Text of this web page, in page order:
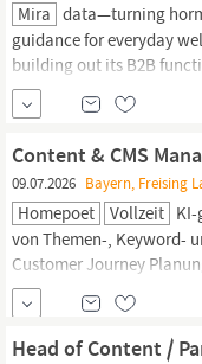
Mira data—turning
guidance for everyday
building out its B2B
recommend Mira to their
Content
Manager
Content & CMS
09.07.2026 Bayern, Freising
Homepoet Vollzeit
von Themen-, Keyword-
Customer Journey
verschiedenen Formaten
Landing Pages, Ratgeber
Content-Kalendern und
Head of Content /